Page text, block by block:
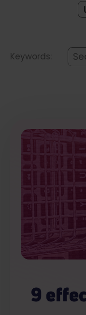
Keywords:
9